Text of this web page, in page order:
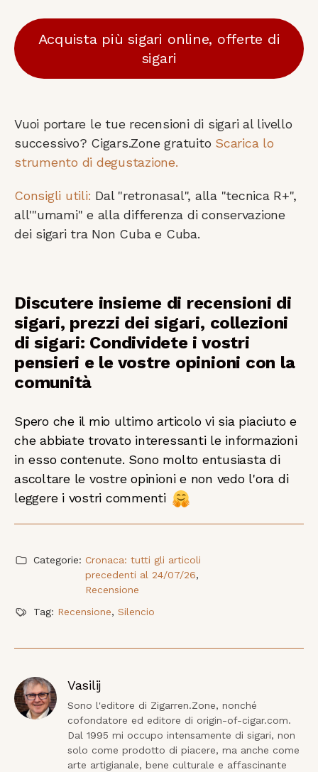
Acquista più sigari online, offerte di
sigari
Vuoi portare le tue recensioni di sigari al livello
successivo? Cigars.Zone gratuito Scarica lo
strumento di degustazione.
Consigli utili: Dal "retronasal", alla "tecnica R+",
all'"umami" e alla differenza di conservazione
dei sigari tra Non Cuba e Cuba.
Discutere insieme di recensioni di
sigari, prezzi dei sigari, collezioni
di sigari: Condividete i vostri
pensieri e le vostre opinioni con la
comunità
Spero che il mio ultimo articolo vi sia piaciuto e
che abbiate trovato interessanti le informazioni
in esso contenute. Sono molto entusiasta di
ascoltare le vostre opinioni e non vedo l'ora di
leggere i vostri commenti
Categorie: Cronaca: tutti gli articoli
precedenti al 24/07/26,
Recensione
Tag: Recensione, Silencio
Vasilij
Sono l'editore di Zigarren.Zone, nonché
cofondatore ed editore di origin-of-cigar.com.
Dal 1995 mi occupo intensamente di sigari, non
solo come prodotto di piacere, ma anche come
arte artigianale, bene culturale e affascinante